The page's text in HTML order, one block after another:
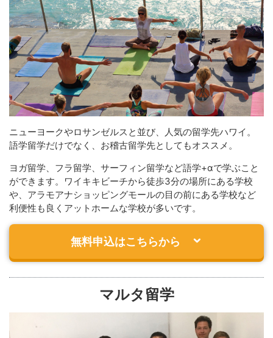
ニューヨークやロサンゼルスと並び、人気の留学先ハワイ。
語学留学だけでなく、お稽古留学先としてもオススメ。
ヨガ留学、フラ留学、サーフィン留学など語学+αで学ぶこと
ができます。ワイキキビーチから徒歩3分の場所にある学校
や、アラモアナショッピングモールの目の前にある学校など
利便性も良くアットホームな学校が多いです。
無料申込はこちらから
マルタ留学